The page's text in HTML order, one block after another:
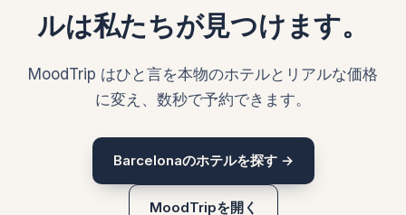
ルは私たちが見つけます。
MoodTrip はひと言を本物のホテルとリアルな価格
に変え、数秒で予約できます。
Barcelonaのホテルを探す →
MoodTripを開く